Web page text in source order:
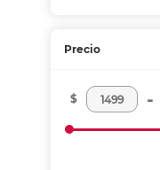
Precio
$ -